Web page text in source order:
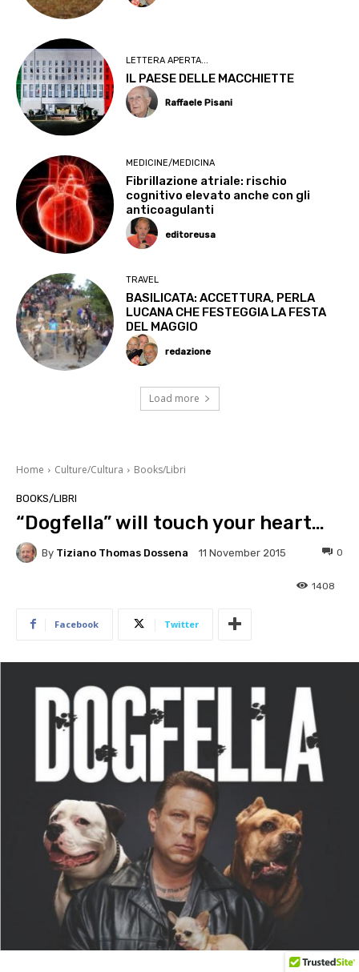
LETTERA APERTA...
IL PAESE DELLE MACCHIETTE
Raffaele Pisani
MEDICINE/MEDICINA
Fibrillazione atriale: rischio
cognitivo elevato anche con gli
anticoagulanti
editoreusa
TRAVEL
BASILICATA: ACCETTURA, PERLA
LUCANA CHE FESTEGGIA LA FESTA
DEL MAGGIO
redazione
Load more